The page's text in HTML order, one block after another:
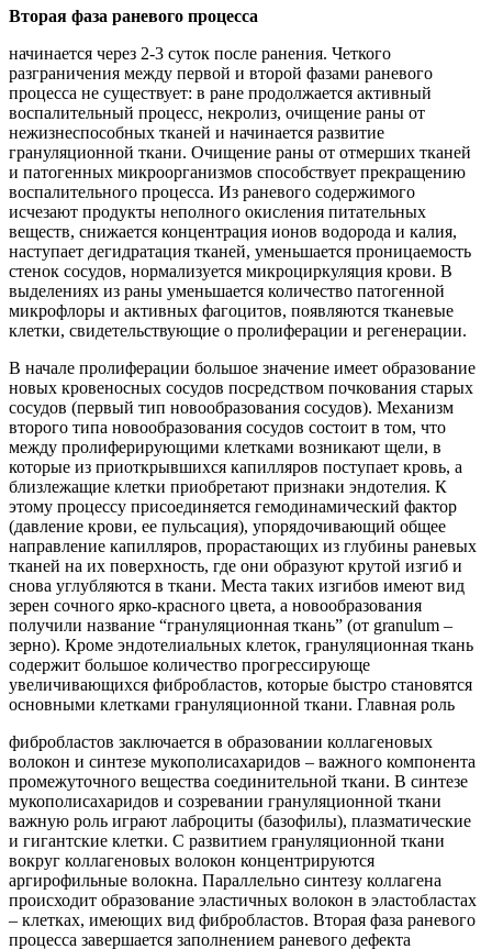
Вторая фаза раневого процесса
начинается через 2-3 суток после ранения. Четкого
разграничения между первой и второй фазами раневого
процесса не существует: в ране продолжается активный
воспалительный процесс, некролиз, очищение раны от
нежизнеспособных тканей и начинается развитие
грануляционной ткани. Очищение раны от отмерших тканей
и патогенных микроорганизмов способствует прекращению
воспалительного процесса. Из раневого содержимого
исчезают продукты неполного окисления питательных
веществ, снижается концентрация ионов водорода и калия,
наступает дегидратация тканей, уменьшается проницаемость
стенок сосудов, нормализуется микроциркуляция крови. В
выделениях из раны уменьшается количество патогенной
микрофлоры и активных фагоцитов, появляются тканевые
клетки, свидетельствующие о пролиферации и регенерации.
В начале пролиферации большое значение имеет образование
новых кровеносных сосудов посредством почкования старых
сосудов (первый тип новообразования сосудов). Механизм
второго типа новообразования сосудов состоит в том, что
между пролиферирующими клетками возникают щели, в
которые из приоткрывшихся капилляров поступает кровь, а
близлежащие клетки приобретают признаки эндотелия. К
этому процессу присоединяется гемодинамический фактор
(давление крови, ее пульсация), упорядочивающий общее
направление капилляров, прорастающих из глубины раневых
тканей на их поверхность, где они образуют крутой изгиб и
снова углубляются в ткани. Места таких изгибов имеют вид
зерен сочного ярко-красного цвета, а новообразования
получили название “грануляционная ткань” (от granulum –
зерно). Кроме эндотелиальных клеток, грануляционная ткань
содержит большое количество прогрессирующе
увеличивающихся фибробластов, которые быстро становятся
основными клетками грануляционной ткани. Главная роль
фибробластов заключается в образовании коллагеновых
волокон и синтезе мукополисахаридов – важного компонента
промежуточного вещества соединительной ткани. В синтезе
мукополисахаридов и созревании грануляционной ткани
важную роль играют лаброциты (базофилы), плазматические
и гигантские клетки. С развитием грануляционной ткани
вокруг коллагеновых волокон концентрируются
аргирофильные волокна. Параллельно синтезу коллагена
происходит образование эластичных волокон в эластобластах
– клетках, имеющих вид фибробластов. Вторая фаза раневого
процесса завершается заполнением раневого дефекта